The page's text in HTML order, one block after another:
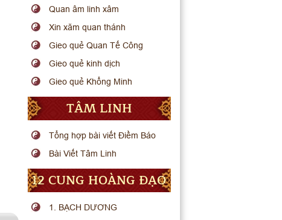
Quan âm linh xâm
Xin xăm quan thánh
Gieo quẻ Quan Tế Công
Gieo quẻ kinh dịch
Gieo quẻ Khổng Minh
TÂM LINH
Tổng hợp bài viết Điềm Báo
Bài Viết Tâm Linh
12 CUNG HOÀNG ĐẠO
1. BẠCH DƯƠNG